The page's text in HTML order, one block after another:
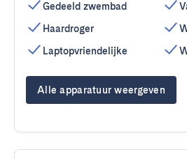
Gedeeld zwembad
Haardroger
Laptopvriendelijke
Alle apparatuur weergeven